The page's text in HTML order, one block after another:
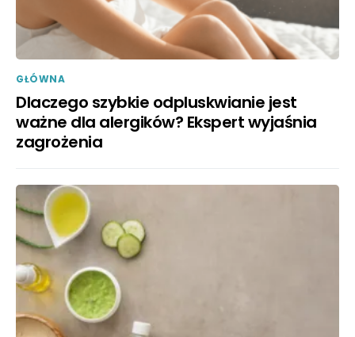
GŁÓWNA
Dlaczego szybkie odpluskwianie jest
ważne dla alergików? Ekspert wyjaśnia
zagrożenia